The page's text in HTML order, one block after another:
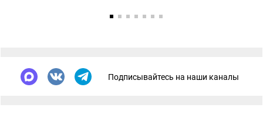
Подписывайтесь на наши каналы